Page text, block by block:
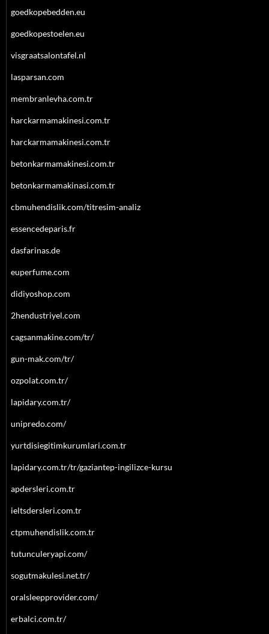
goedkopebedden.eu
goedkopestoelen.eu
visgraatsalontafel.nl
lasparsan.com
membranlevha.com.tr
harckarmamakinesi.com.tr
harckarmamakinesi.com.tr
betonkarmamakinesi.com.tr
betonkarmamakinasi.com.tr
cbmuhendislik.com/titresim-analiz
essencedeparis.fr
dasfarinas.de
euperfume.com
didiyoshop.com
2hendustriyel.com
cagsanmakine.com/tr/
gun-mak.com/tr/
ozpolat.com.tr/
lapidary.com.tr/
unipredo.com/
yurtdisiegitimkurumlari.com.tr
lapidary.com.tr/tr/gaziantep-ingilizce-kursu
apdersleri.com.tr
ieltsdersleri.com.tr
ctpmuhendislik.com.tr
tutunculeryapi.com/
sogutmakulesi.net.tr/
oralsleepprovider.com/
erbalci.com.tr/